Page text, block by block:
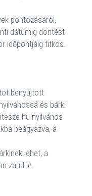
pontozásáról,
dátumig döntést
időpontjáig titkos.
benyújtott
és bárki
nyilvános
beágyazva, a
lehet, a
zárul le.